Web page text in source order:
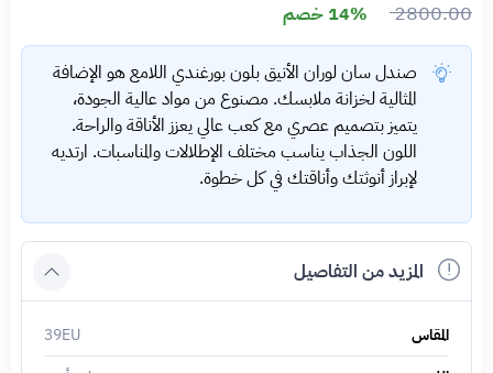
2800.00 14% خصم
صندل سان لوران الأنيق بلون بورغندي اللامع هو الإضافة
المثالية لخزانة ملابسك. مصنوع من مواد عالية الجودة،
يتميز بتصميم عصري مع كعب عالي يعزز الأناقة والراحة.
اللون الجذاب يناسب مختلف الإطلالات والمناسبات. ارتديه
لإبراز أنوثتك وأناقتك في كل خطوة.
المزيد من التفاصيل
المقاس
39EU